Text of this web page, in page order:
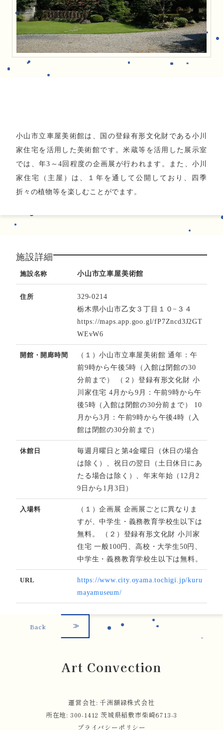
小山市立車屋美術館は、国の登録有形文化財である小川
家住宅を活用した美術館です。米蔵等を活用した展示室
では、年3～4回程度の企画展が行われます。また、小川
家住宅（主屋）は、１年を通して公開しており、四季
折々の植物等を楽しむことがでます。
施設詳細
施設名称 小山市立車屋美術館
住所
329-0214
栃木県小山市乙女３丁目１０−３４
https://maps.app.goo.gl/fP7Zncd3J2GT
WEvW6
開館・開廊時間
（１）小山市立車屋美術館 通年：午
前9時から午後5時（入館は閉館の30
分前まで） （２）登録有形文化財 小
川家住宅 4月から9月：午前9時から午
後5時（入館は閉館の30分前まで） 10
月から3月：午前9時から午後4時（入
館は閉館の30分前まで）
休館日
毎週月曜日と第4金曜日（休日の場合
は除く）、祝日の翌日（土日休日にあ
たる場合は除く）、年末年始（12月2
9日から1月3日）
入場料
（１）企画展 企画展ごとに異なりま
すが、中学生・義務教育学校生以下は
無料。 （２）登録有形文化財 小川家
住宅 一般100円、高校・大学生50円、
中学生・義務教育学校生以下は無料。
URL
https://www.city.oyama.tochigi.jp/kuru
mayamuseum/
Back
Art Convection
運営会社: 千洲額緑株式会社
所在地: 300-1412 茨城県稲敷市柴崎6713-3
プライバシーポリシー